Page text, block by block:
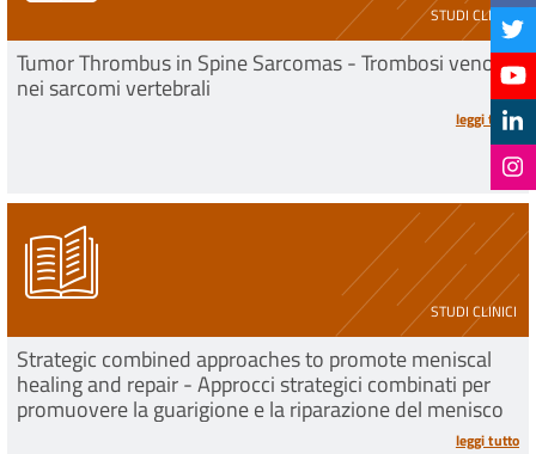
STUDI CLINICI
Tumor Thrombus in Spine Sarcomas - Trombosi venosa
nei sarcomi vertebrali
leggi tutto
STUDI CLINICI
Strategic combined approaches to promote meniscal
healing and repair - Approcci strategici combinati per
promuovere la guarigione e la riparazione del menisco
leggi tutto